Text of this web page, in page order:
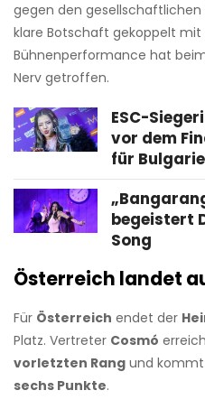
gegen den
klare Botschaft gekoppelt mit
Bühnenperformance hat
Nerv getroffen.
ESC-
vor dem
für
begeistert
Song
Österreich landet
Für Österreich endet der
Platz. Vertreter Cosmó
vorletzten Rang und
sechs Punkte.